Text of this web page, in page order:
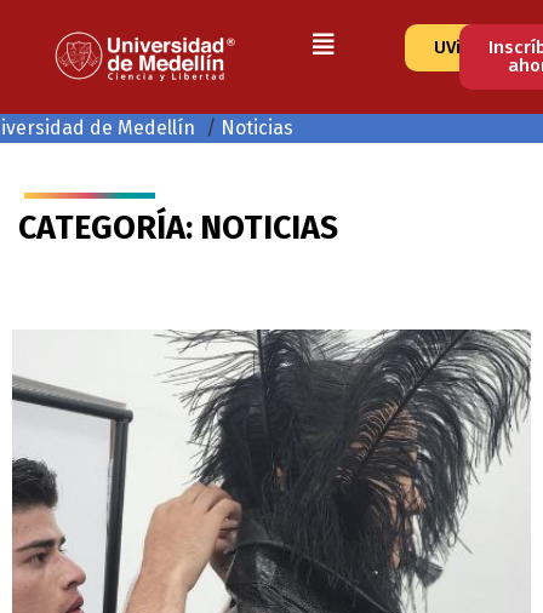
UVirtual
de Medellín / Noticias
CATEGORÍA: NOTICIAS